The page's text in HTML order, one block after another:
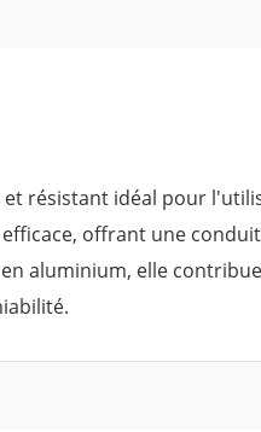
résistant idéal pour
offrant une
aluminium, elle contribue